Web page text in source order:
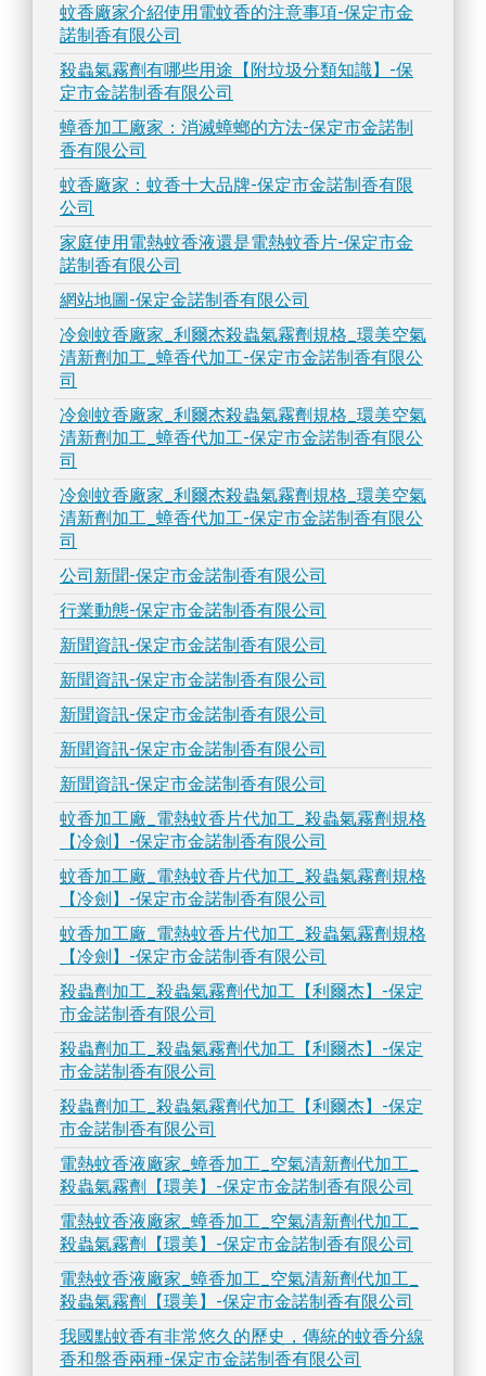
蚊香廠家介紹使用電蚊香的注意事項-保定市金
諾制香有限公司
殺蟲氣霧劑有哪些用途【附垃圾分類知識】-保
定市金諾制香有限公司
蟑香加工廠家：消滅蟑螂的方法-保定市金諾制
香有限公司
蚊香廠家：蚊香十大品牌-保定市金諾制香有限
公司
家庭使用電熱蚊香液還是電熱蚊香片-保定市金
諾制香有限公司
網站地圖-保定金諾制香有限公司
冷劍蚊香廠家_利爾杰殺蟲氣霧劑規格_環美空氣
清新劑加工_蟑香代加工-保定市金諾制香有限公
司
冷劍蚊香廠家_利爾杰殺蟲氣霧劑規格_環美空氣
清新劑加工_蟑香代加工-保定市金諾制香有限公
司
冷劍蚊香廠家_利爾杰殺蟲氣霧劑規格_環美空氣
清新劑加工_蟑香代加工-保定市金諾制香有限公
司
公司新聞-保定市金諾制香有限公司
行業動態-保定市金諾制香有限公司
新聞資訊-保定市金諾制香有限公司
新聞資訊-保定市金諾制香有限公司
新聞資訊-保定市金諾制香有限公司
新聞資訊-保定市金諾制香有限公司
新聞資訊-保定市金諾制香有限公司
蚊香加工廠_電熱蚊香片代加工_殺蟲氣霧劑規格
【冷劍】-保定市金諾制香有限公司
蚊香加工廠_電熱蚊香片代加工_殺蟲氣霧劑規格
【冷劍】-保定市金諾制香有限公司
蚊香加工廠_電熱蚊香片代加工_殺蟲氣霧劑規格
【冷劍】-保定市金諾制香有限公司
殺蟲劑加工_殺蟲氣霧劑代加工【利爾杰】-保定
市金諾制香有限公司
殺蟲劑加工_殺蟲氣霧劑代加工【利爾杰】-保定
市金諾制香有限公司
殺蟲劑加工_殺蟲氣霧劑代加工【利爾杰】-保定
市金諾制香有限公司
電熱蚊香液廠家_蟑香加工_空氣清新劑代加工_
殺蟲氣霧劑【環美】-保定市金諾制香有限公司
電熱蚊香液廠家_蟑香加工_空氣清新劑代加工_
殺蟲氣霧劑【環美】-保定市金諾制香有限公司
電熱蚊香液廠家_蟑香加工_空氣清新劑代加工_
殺蟲氣霧劑【環美】-保定市金諾制香有限公司
我國點蚊香有非常悠久的歷史，傳統的蚊香分線
香和盤香兩種-保定市金諾制香有限公司